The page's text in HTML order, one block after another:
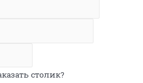
столик?